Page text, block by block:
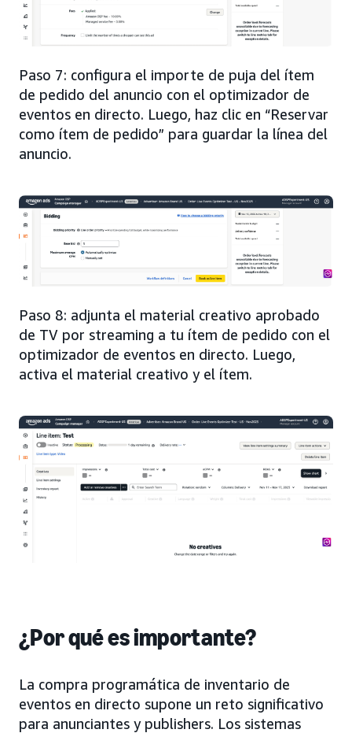
Paso 7: configura el importe de puja del ítem
de pedido del anuncio con el optimizador de
eventos en directo. Luego, haz clic en “Reservar
como ítem de pedido” para guardar la línea del
anuncio.
Paso 8: adjunta el material creativo aprobado
de TV por streaming a tu ítem de pedido con el
optimizador de eventos en directo. Luego,
activa el material creativo y el ítem.
¿Por qué es importante?
La compra programática de inventario de
eventos en directo supone un reto significativo
para anunciantes y publishers. Los sistemas